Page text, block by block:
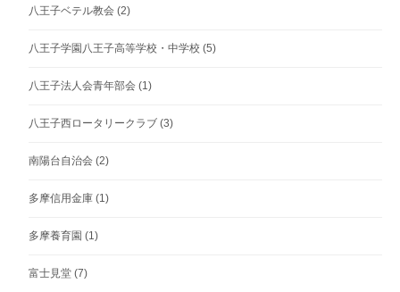
八王子ベテル教会 (2)
八王子学園八王子高等学校・中学校 (5)
八王子法人会青年部会 (1)
八王子西ロータリークラブ (3)
南陽台自治会 (2)
多摩信用金庫 (1)
多摩養育園 (1)
富士見堂 (7)